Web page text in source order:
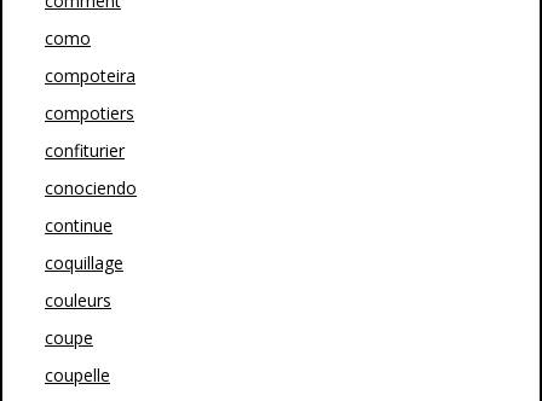
como
compoteira
compotiers
confiturier
conociendo
continue
coquillage
couleurs
coupe
coupelle